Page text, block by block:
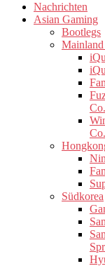
Nachrichten
Asian Gaming
Bootlegs
Co.
Südkorea